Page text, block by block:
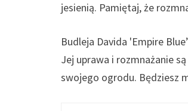
jesienią. Pamiętaj, że
Budleja Davida 'Empire
Jej uprawa i rozmnażanie
swojego ogrodu. Będziesz